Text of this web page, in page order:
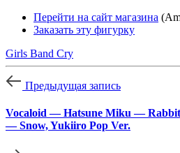
Перейти на сайт магазина
Заказать эту фигурку
Girls Band Cry
Предыдущая запись
Vocaloid — Hatsune Miku —
— Snow, Yukiiro Pop Ver.